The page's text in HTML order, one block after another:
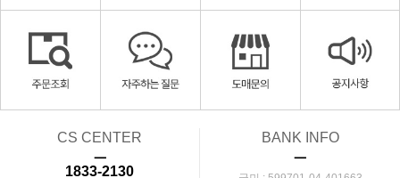
CS CENTER
ㅡ
1833-2130
BANK INFO
ㅡ